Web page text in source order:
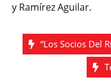
y Ramírez Aguilar.
“Los Socios Del